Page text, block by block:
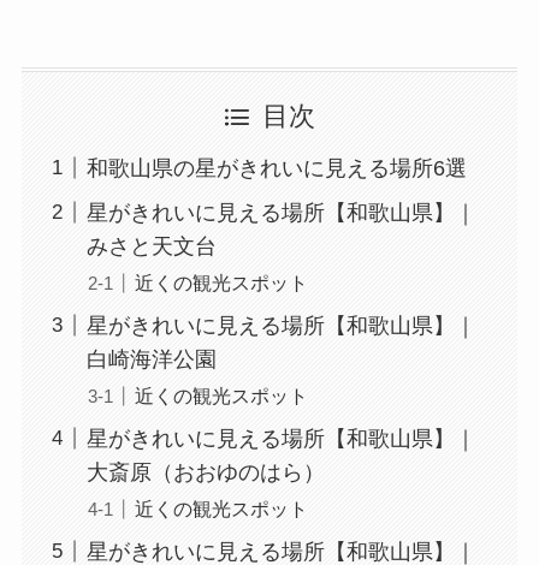
目次
和歌山県の星がきれいに見える場所6選
星がきれいに見える場所【和歌山県】｜
みさと天文台
近くの観光スポット
星がきれいに見える場所【和歌山県】｜
白崎海洋公園
近くの観光スポット
星がきれいに見える場所【和歌山県】｜
大斎原（おおゆのはら）
近くの観光スポット
星がきれいに見える場所【和歌山県】｜